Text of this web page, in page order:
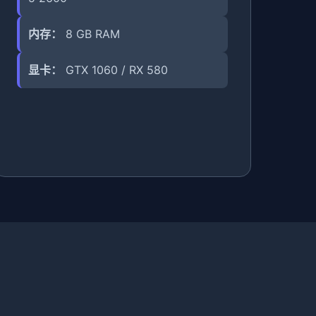
内存： 8 GB RAM
显卡： GTX 1060 / RX 580